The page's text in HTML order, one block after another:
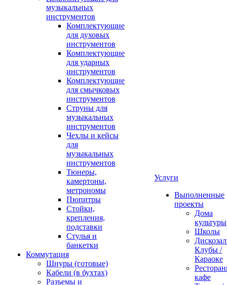
музыкальных
инструментов
Комплектующие
для духовых
инструментов
Комплектующие
для ударных
инструментов
Комплектующие
для смычковых
инструментов
Струны для
музыкальных
инструментов
Чехлы и кейсы
для
музыкальных
инструментов
Тюнеры,
камертоны,
метрономы
Пюпитры
Стойки,
крепления,
подставки
Стулья и
банкетки
Коммутация
Шнуры (готовые)
Кабели (в бухтах)
Разъемы и
Услуги
Выполненные
проекты
Дома
культуры
Школы
Клубы /
Караоке
кафе